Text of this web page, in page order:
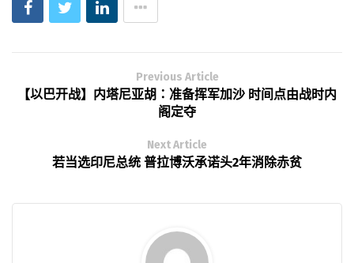
Previous Article
【以巴开战】内塔尼亚胡：准备挥军加沙 时间点由战时内
阁定夺
Next Article
若当选印尼总统 普拉博沃承诺头2年消除赤贫